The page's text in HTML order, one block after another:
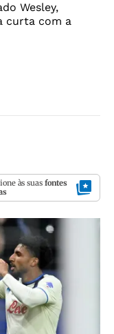
Wesley,
curta com a
às suas fontes